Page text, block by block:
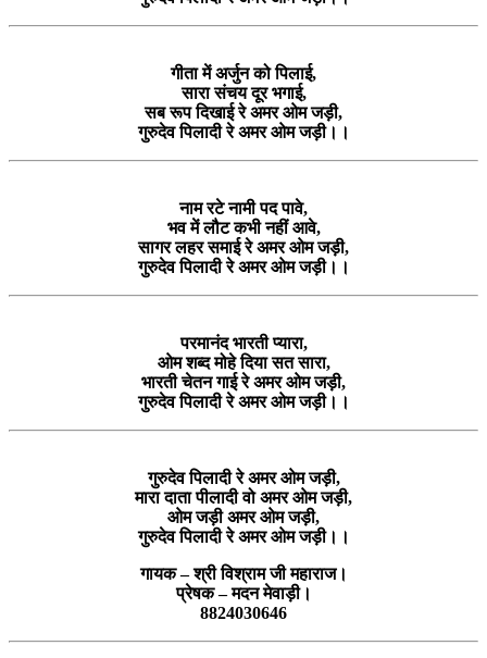
गीता में अर्जुन को पिलाई,
सारा संचय दूर भगाई,
सब रूप दिखाई रे अमर ओम जड़ी,
गुरुदेव पिलादी रे अमर ओम जड़ी।।
नाम रटे नामी पद पावे,
भव में लौट कभी नहीं आवे,
सागर लहर समाई रे अमर ओम जड़ी,
गुरुदेव पिलादी रे अमर ओम जड़ी।।
परमानंद भारती प्यारा,
ओम शब्द मोहे दिया सत सारा,
भारती चेतन गाई रे अमर ओम जड़ी,
गुरुदेव पिलादी रे अमर ओम जड़ी।।
गुरुदेव पिलादी रे अमर ओम जड़ी,
मारा दाता पीलादी वो अमर ओम जड़ी,
ओम जड़ी अमर ओम जड़ी,
गुरुदेव पिलादी रे अमर ओम जड़ी।।
गायक – श्री विश्राम जी महाराज।
प्रेषक – मदन मेवाड़ी।
8824030646